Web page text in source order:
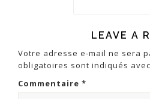
LEAVE A
Votre adresse e-mail ne sera
obligatoires sont indiqués avec
Commentaire *